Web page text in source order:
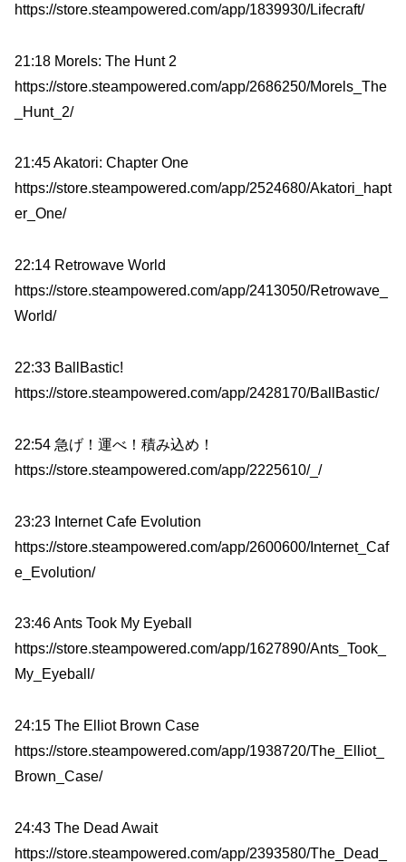
https://store.steampowered.com/app/1839930/Lifecraft/
21:18 Morels: The Hunt 2
https://store.steampowered.com/app/2686250/Morels_The
_Hunt_2/
21:45 Akatori: Сhapter One
https://store.steampowered.com/app/2524680/Akatori_hapt
er_One/
22:14 Retrowave World
https://store.steampowered.com/app/2413050/Retrowave_
World/
22:33 BallBastic!
https://store.steampowered.com/app/2428170/BallBastic/
22:54 急げ！運べ！積み込め！
https://store.steampowered.com/app/2225610/_/
23:23 Internet Cafe Evolution
https://store.steampowered.com/app/2600600/Internet_Caf
e_Evolution/
23:46 Ants Took My Eyeball
https://store.steampowered.com/app/1627890/Ants_Took_
My_Eyeball/
24:15 The Elliot Brown Case
https://store.steampowered.com/app/1938720/The_Elliot_
Brown_Case/
24:43 The Dead Await
https://store.steampowered.com/app/2393580/The_Dead_